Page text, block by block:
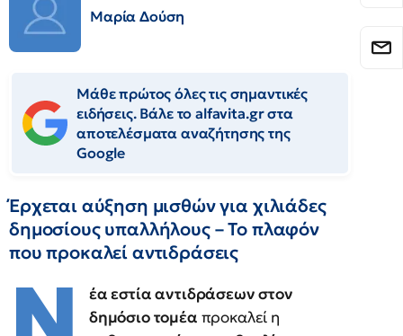
Μαρία Δούση
Μάθε πρώτος όλες τις σημαντικές
ειδήσεις. Βάλε το alfavita.gr στα
αποτελέσματα αναζήτησης της
Google
Έρχεται αύξηση μισθών για χιλιάδες
δημοσίους υπαλλήλους – Το πλαφόν
που προκαλεί αντιδράσεις
έα εστία αντιδράσεων στον
δημόσιο τομέα προκαλεί η